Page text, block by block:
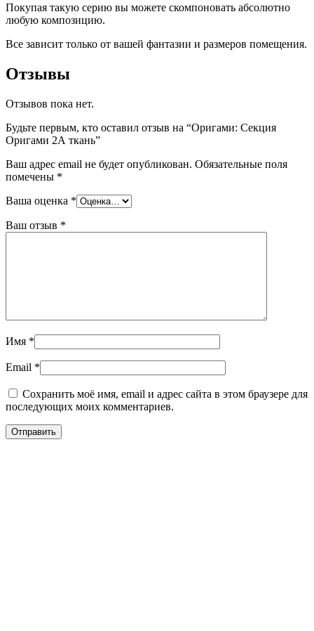
Покупая такую серию вы можете скомпоновать абсолютно
любую композицию.
Все зависит только от вашей фантазии и размеров помещения.
Отзывы
Отзывов пока нет.
Будьте первым, кто оставил отзыв на “Оригами: Секция
Оригами 2А ткань”
Ваш адрес email не будет опубликован. Обязательные поля
помечены *
Ваша оценка *
Ваш отзыв *
Имя *
Email *
Сохранить моё имя, email и адрес сайта в этом браузере для
последующих моих комментариев.